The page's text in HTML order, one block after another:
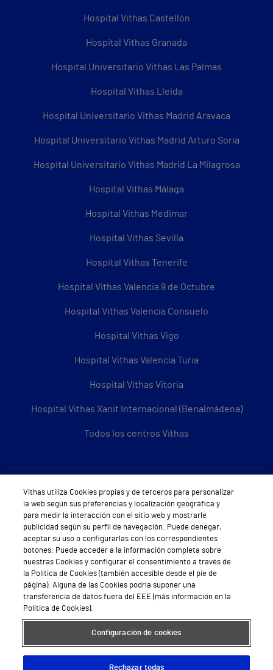
Hospital Vithas Castellón
Hospital Vithas Granada
Hospital Universitario Vithas Las Palmas
Hospital Vithas Lleida
Hospital Universitario Vithas Madrid Aravaca
Hospital Universitario Vithas Madrid Arturo Soria
Hospital Universitario Vithas Madrid La Milagrosa
Hospital Vithas Málaga
Hospital Vithas Medimar
Hospital Vithas Sevilla
Hospital Vithas Tenerife
Hospital Vithas Valencia 9 de Octubre
Hospital Vithas Valencia Consuelo
Hospital Vithas Vigo
Hospital Vithas Valencia Turia
Hospital Vithas Vitoria
Hospital Vithas Xanit Internacional (Benalmádena)
Todos los centros Vithas
Sobre Vithas
Quiénes somos
Trabajar en Vithas
Teléfono Cita Médica
Teléfono Atención al Cliente
Política de seguridad y salud en el trabajo
Conoce a Supervita
Vithas utiliza Cookies propias y de terceros para personalizar
la web según sus preferencias y localización geográfica y
para medir la interacción con el sitio web y mostrarle
publicidad según su perfil de navegación. Puede denegar,
aceptar su uso o configurarlas con los correspondientes
botones. Puede acceder a la información completa sobre
nuestras Cookies y configurar el consentimiento a través de
la Política de Cookies (también accesible desde el pie de
página). Alguna de las Cookies podría suponer una
transferencia de datos fuera del EEE (más información en la
Política de Cookies).
Configuración de cookies
Rechazar todas